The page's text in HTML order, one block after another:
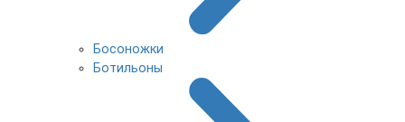
Босоножки
Ботильоны